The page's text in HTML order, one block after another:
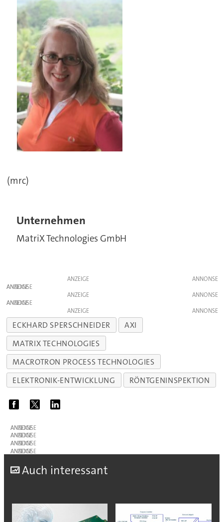
(mrc)
Unternehmen
MatriX Technologies GmbH
ANZEIGE
ANZEIGE
ANZEIGE
ANZEIGE
ANZEIGE
ECKHARD SPERSCHNEIDER
AXI
MATRIX TECHNOLOGIES
MACROTRON PROCESS TECHNOLOGIES
ELEKTRONIK-ENTWICKLUNG
RÖNTGENINSPEKTION
ANZEIGE
ANZEIGE
ANZEIGE
ANZEIGE
Auch interessant